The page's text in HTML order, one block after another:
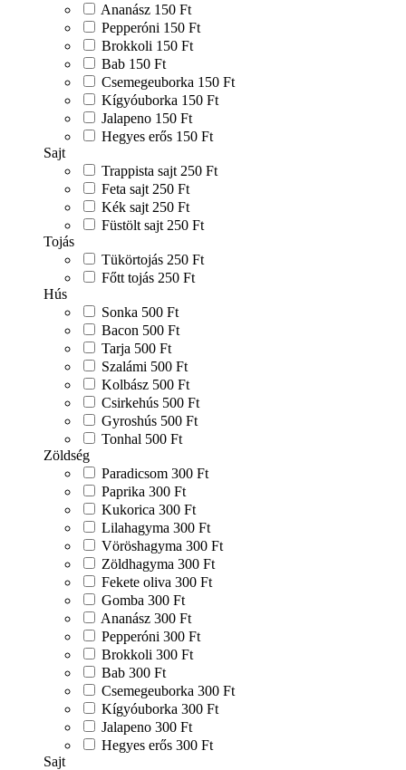
Ananász 150 Ft
Pepperóni 150 Ft
Brokkoli 150 Ft
Bab 150 Ft
Csemegeuborka 150 Ft
Kígyóuborka 150 Ft
Jalapeno 150 Ft
Hegyes erős 150 Ft
Sajt
Trappista sajt 250 Ft
Feta sajt 250 Ft
Kék sajt 250 Ft
Füstölt sajt 250 Ft
Tojás
Tükörtojás 250 Ft
Főtt tojás 250 Ft
Hús
Sonka 500 Ft
Bacon 500 Ft
Tarja 500 Ft
Szalámi 500 Ft
Kolbász 500 Ft
Csirkehús 500 Ft
Gyroshús 500 Ft
Tonhal 500 Ft
Zöldség
Paradicsom 300 Ft
Paprika 300 Ft
Kukorica 300 Ft
Lilahagyma 300 Ft
Vöröshagyma 300 Ft
Zöldhagyma 300 Ft
Fekete oliva 300 Ft
Gomba 300 Ft
Ananász 300 Ft
Pepperóni 300 Ft
Brokkoli 300 Ft
Bab 300 Ft
Csemegeuborka 300 Ft
Kígyóuborka 300 Ft
Jalapeno 300 Ft
Hegyes erős 300 Ft
Sajt